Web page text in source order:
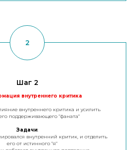
Шаг 2
внутреннего критика
внутреннего критика и усилить
поддерживающего "фаната"
Задачи:
внутренний критик, и отделить
его от истинного "я"